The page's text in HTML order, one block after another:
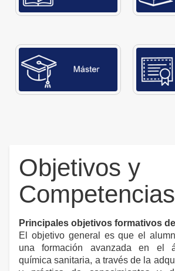
Objetivos y
Competencias
Principales objetivos formativos
El objetivo general es que el
una formación avanzada en el
química sanitaria, a través de la